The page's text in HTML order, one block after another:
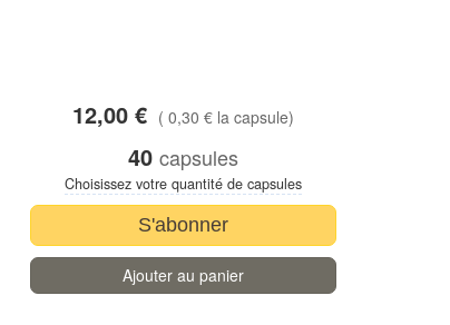
12,00 € ( 0,30 € la capsule)
40 capsules
Choisissez votre quantité de capsules
S'abonner
Ajouter au panier